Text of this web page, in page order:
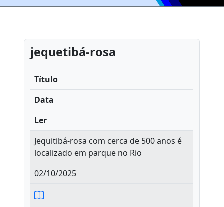
jequetibá-rosa
Título
Data
Ler
Jequitibá-rosa com cerca de 500 anos é
localizado em parque no Rio
02/10/2025